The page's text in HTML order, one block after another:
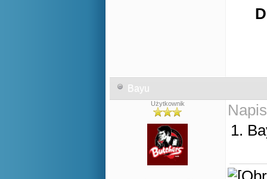
Bayu
Użytkownik
1.